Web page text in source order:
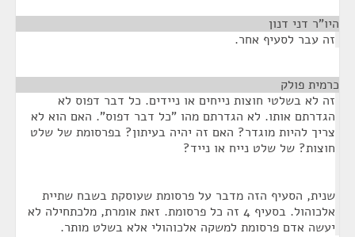
היו"ר דני דנון
זה עבר לסעיף אחר.
כרמית פולק
זה לא בשלטי חוצות נייחים או ניידים. כל דבר דפוס לא
הגדרתם אותו. לא הגדרתם מהו "כל דבר דפוס". האם הוא לא
צריך להיות מוגדר? האם זה יהיה בעיתון? בפרסומת של שלט
חוצות? של שלט נייח או נייד?
שנית, הסעיף הזה מדבר על פרסומת שעוסקת בשבח שתיית
אלכוהול. בסעיף 4 זה כל פרסומת. זאת אומרת, מלכתחילה לא
יעשה אדם פרסומת למשקה אלכוהולי אלא בשלט מותר.